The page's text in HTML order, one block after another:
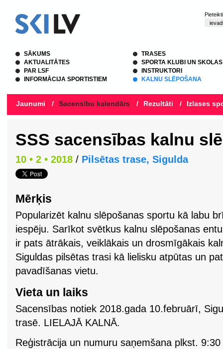
SĀKUMS
AKTUALITĀTES
PAR LSF
INFORMĀCIJA SPORTISTIEM
TRASES
SPORTA KLUBI UN SKOLAS
INSTRUKTORI
KALNU SLĒPOŠANA
Jaunumi / Sacensību kalendārs / Rezultāti / Izlases
SSS sacensības kalnu
10 • 2 • 2018 / Pilsētas trase, Sigulda
Mērķis
Popularizēt kalnu slēpošanas sportu kā labu
iespēju. Sarīkot svētkus kalnu slēpošanas
ir pats ātrākais, veiklākais un drosmīgākais
Siguldas pilsētas trasi kā lielisku atpūtas un
pavadīšanas vietu.
Vieta un laiks
Sacensības notiek 2018.gada 10.februārī,
trasē. LIELAJĀ KALNĀ.
Reģistrācija un numuru saņemšana plkst.